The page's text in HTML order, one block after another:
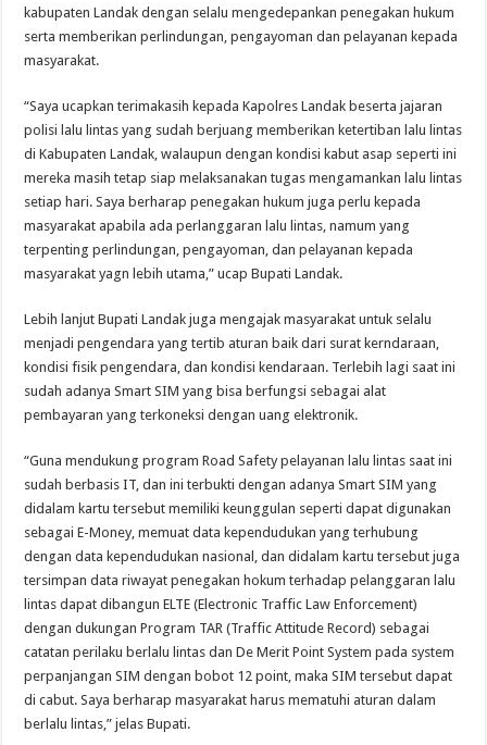
kabupaten Landak dengan selalu mengedepankan penegakan hukum
serta memberikan perlindungan, pengayoman dan pelayanan kepada
masyarakat.
“Saya ucapkan terimakasih kepada Kapolres Landak beserta jajaran
polisi lalu lintas yang sudah berjuang memberikan ketertiban lalu lintas
di Kabupaten Landak, walaupun dengan kondisi kabut asap seperti ini
mereka masih tetap siap melaksanakan tugas mengamankan lalu lintas
setiap hari. Saya berharap penegakan hukum juga perlu kepada
masyarakat apabila ada perlanggaran lalu lintas, namum yang
terpenting perlindungan, pengayoman, dan pelayanan kepada
masyarakat yagn lebih utama,” ucap Bupati Landak.
Lebih lanjut Bupati Landak juga mengajak masyarakat untuk selalu
menjadi pengendara yang tertib aturan baik dari surat kerndaraan,
kondisi fisik pengendara, dan kondisi kendaraan. Terlebih lagi saat ini
sudah adanya Smart SIM yang bisa berfungsi sebagai alat
pembayaran yang terkoneksi dengan uang elektronik.
“Guna mendukung program Road Safety pelayanan lalu lintas saat ini
sudah berbasis IT, dan ini terbukti dengan adanya Smart SIM yang
didalam kartu tersebut memiliki keunggulan seperti dapat digunakan
sebagai E-Money, memuat data kependudukan yang terhubung
dengan data kependudukan nasional, dan didalam kartu tersebut juga
tersimpan data riwayat penegakan hokum terhadap pelanggaran lalu
lintas dapat dibangun ELTE (Electronic Traffic Law Enforcement)
dengan dukungan Program TAR (Traffic Attitude Record) sebagai
catatan perilaku berlalu lintas dan De Merit Point System pada system
perpanjangan SIM dengan bobot 12 point, maka SIM tersebut dapat
di cabut. Saya berharap masyarakat harus mematuhi aturan dalam
berlalu lintas,” jelas Bupati.